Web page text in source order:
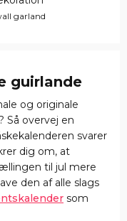
garland
guirlande
og originale
Så overvej en
svarer
dig om, at
til jul mere
den af alle slags
som